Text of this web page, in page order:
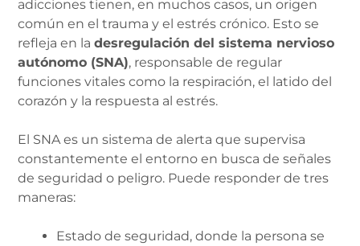
adicciones tienen, en muchos casos, un origen
común en el trauma y el estrés crónico. Esto se
refleja en ladesregulación del sistema nervioso
autónomo (SNA), responsable de regular
funciones vitales como la respiración, el latido del
corazón y la respuesta al estrés.
El SNA es un sistema de alerta que supervisa
constantemente el entorno en busca de señales
de seguridad o peligro. Puede responder de tres
maneras:
Estado de seguridad, donde la persona se